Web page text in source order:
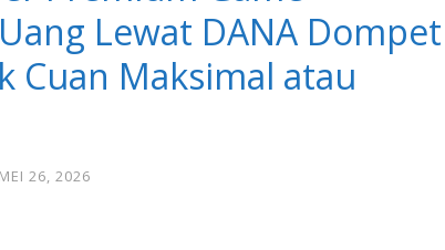
Lewat DANA Dompet
Cuan Maksimal atau
MEI 26, 2026